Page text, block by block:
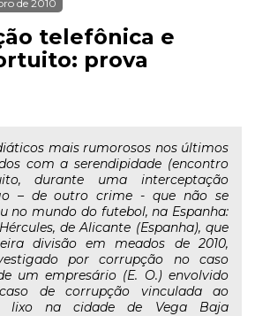
de 2010
telefônica e
prova
mais rumorosos nos últimos
com a serendipidade (encontro
durante uma interceptação
– de outro crime - que não se
no mundo do futebol, na Espanha:
de Alicante (Espanha), que
divisão em meados de 2010,
por corrupção no caso
um empresário (E. O.) envolvido
de corrupção vinculada ao
lixo na cidade de Vega Baja